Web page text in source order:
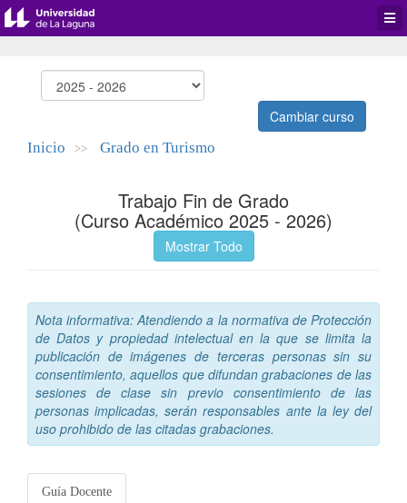
Cambiar curso
Inicio >> Grado en Turismo
Trabajo Fin de Grado
(Curso Académico 2025 - 2026)
Mostrar Todo
Nota informativa: Atendiendo a la normativa de Protección
de Datos y propiedad intelectual en la que se limita la
publicación de imágenes de terceras personas sin su
consentimiento, aquellos que difundan grabaciones de las
sesiones de clase sin previo consentimiento de las
personas implicadas, serán responsables ante la ley del
uso prohibido de las citadas grabaciones.
Guía Docente